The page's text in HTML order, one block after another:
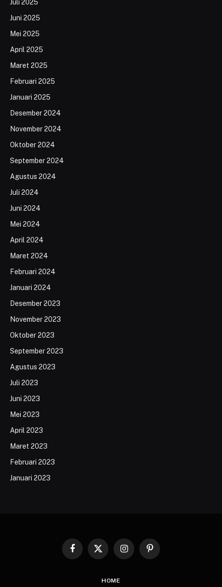
Juli 2025
Juni 2025
Mei 2025
April 2025
Maret 2025
Februari 2025
Januari 2025
Desember 2024
November 2024
Oktober 2024
September 2024
Agustus 2024
Juli 2024
Juni 2024
Mei 2024
April 2024
Maret 2024
Februari 2024
Januari 2024
Desember 2023
November 2023
Oktober 2023
September 2023
Agustus 2023
Juli 2023
Juni 2023
Mei 2023
April 2023
Maret 2023
Februari 2023
Januari 2023
Facebook
X
InstagramPinterest
HOME